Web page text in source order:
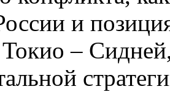
и
–